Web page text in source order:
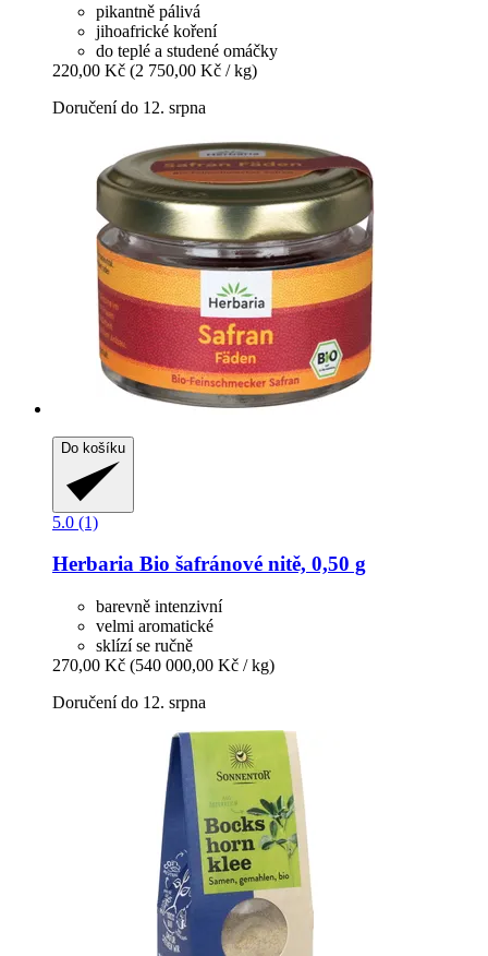
pikantně pálivá
jihoafrické koření
do teplé a studené omáčky
220,00 Kč (2 750,00 Kč / kg)
Doručení do 12. srpna
Do košíku
5.0 (1)
Herbaria Bio šafránové nitě, 0,50 g
barevně intenzivní
velmi aromatické
sklízí se ručně
270,00 Kč (540 000,00 Kč / kg)
Doručení do 12. srpna